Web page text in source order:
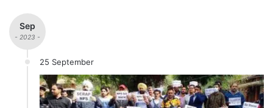
Sep
- 2023 -
25 September